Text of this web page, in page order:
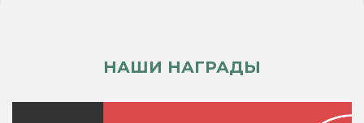
НАШИ НАГРАДЫ